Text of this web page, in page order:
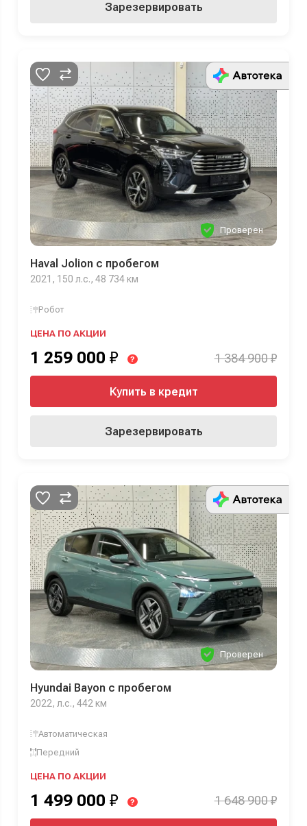
Зарезервировать
Проверен
Haval Jolion с пробегом
2021, 150 л.с., 48 734 км
Робот
ЦЕНА ПО АКЦИИ
1 259 000 ₽ ? 1 384 900 ₽
Купить в кредит
Зарезервировать
Проверен
Hyundai Bayon с пробегом
2022, л.с., 442 км
Автоматическая
Передний
ЦЕНА ПО АКЦИИ
1 499 000 ₽ ? 1 648 900 ₽